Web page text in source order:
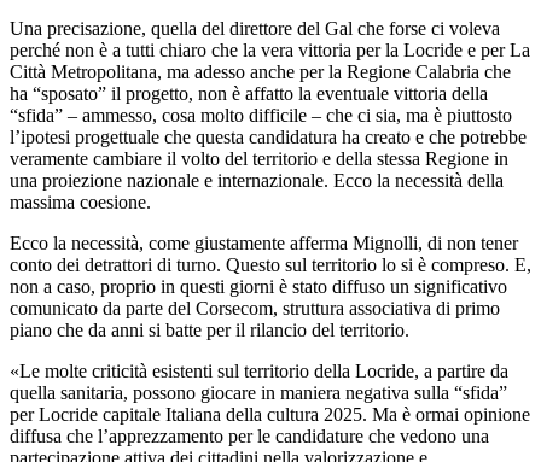
Una precisazione, quella del direttore del Gal che forse ci voleva
perché non è a tutti chiaro che la vera vittoria per la Locride e per La
Città Metropolitana, ma adesso anche per la Regione Calabria che
ha “sposato” il progetto, non è affatto la eventuale vittoria della
“sfida” – ammesso, cosa molto difficile – che ci sia, ma è piuttosto
l’ipotesi progettuale che questa candidatura ha creato e che potrebbe
veramente cambiare il volto del territorio e della stessa Regione in
una proiezione nazionale e internazionale. Ecco la necessità della
massima coesione.
Ecco la necessità, come giustamente afferma Mignolli, di non tener
conto dei detrattori di turno. Questo sul territorio lo si è compreso. E,
non a caso, proprio in questi giorni è stato diffuso un significativo
comunicato da parte del Corsecom, struttura associativa di primo
piano che da anni si batte per il rilancio del territorio.
«Le molte criticità esistenti sul territorio della Locride, a partire da
quella sanitaria, possono giocare in maniera negativa sulla “sfida”
per Locride capitale Italiana della cultura 2025. Ma è ormai opinione
diffusa che l’apprezzamento per le candidature che vedono una